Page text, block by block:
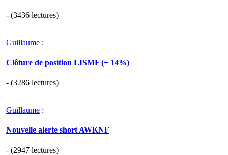
- (3436 lectures)
Guillaume :
Clôture de position LISMF (+ 14%)
- (3286 lectures)
Guillaume :
Nouvelle alerte short AWKNF
- (2947 lectures)